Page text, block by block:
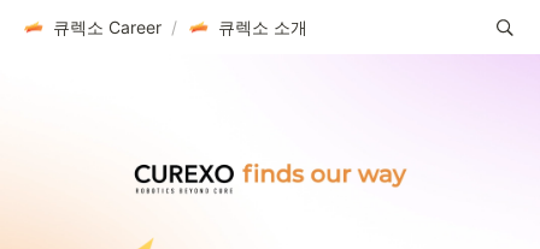
큐렉소 Career / 큐렉소 소개